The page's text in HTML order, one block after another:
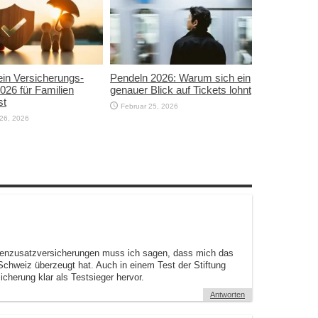
Versicherungs-
für Familien
2026
Pendeln 2026: Warum sich ein
genauer Blick auf Tickets lohnt
Februar 25, 2026
muss ich sagen, dass mich das
überzeugt hat. Auch in einem Test der Stiftung
klar als Testsieger hervor.
Antworten